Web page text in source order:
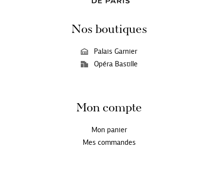
Nos boutiques
Palais Garnier
Opéra Bastille
Mon compte
Mon panier
Mes commandes